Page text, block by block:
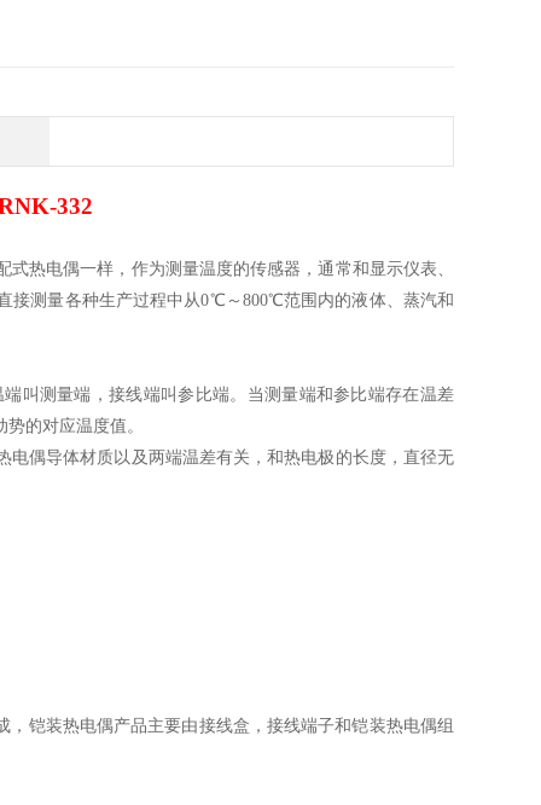
332
热电偶一样，作为测量温度的传感器，通常和显示仪表、
接测量各种生产过程中从0℃～800℃范围内的液体、蒸汽和
叫测量端，接线端叫参比端。当测量端和参比端存在温差
的对应温度值。
偶导体材质以及两端温差有关，和热电极的长度，直径无
铠装热电偶产品主要由接线盒，接线端子和铠装热电偶组